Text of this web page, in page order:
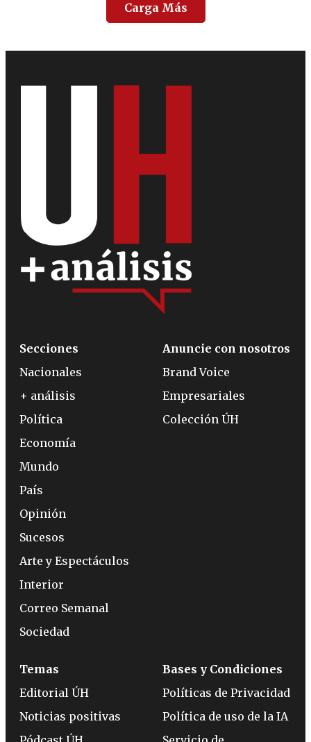
Carga Más
Secciones
Nacionales
+ análisis
Política
Economía
Mundo
País
Opinión
Sucesos
Arte y Espectáculos
Interior
Correo Semanal
Sociedad
Anuncie con nosotros
Brand Voice
Empresariales
Colección ÚH
Temas
Editorial ÚH
Noticias positivas
Bases y Condiciones
Políticas de Privacidad
Política de uso de la IA